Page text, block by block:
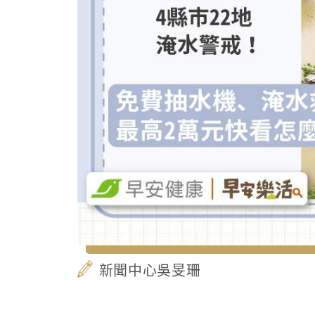
新聞中心吳旻珊